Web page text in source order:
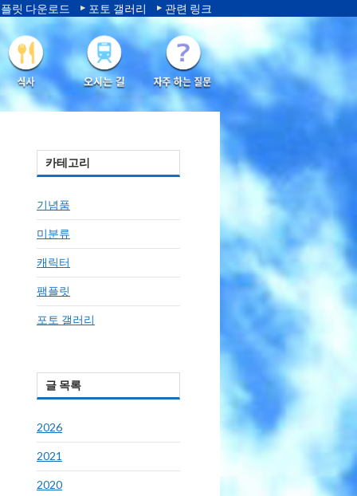
릿 다운로드 포토 갤러리 관련 링크
카테고리
기념품
미분류
캐릭터
팸플릿
포토 갤러리
글 목록
2026
2021
2020